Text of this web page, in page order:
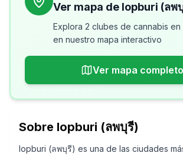
Ver mapa de lopburi (ลพ
Explora 2 clubes de cannabis
en nuestro mapa interactivo
Ver mapa completo
Sobre lopburi (ลพบุรี)
lopburi (ลพบุรี) es una de las ciudades